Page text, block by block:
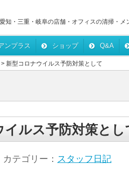
愛知・三重・岐阜の店舗・オフィスの清掃・
ンプラス ショップ Q&A
> 新型コロナウイルス予防対策として
イルス予防対策とし
テゴリー： スタッフ日記